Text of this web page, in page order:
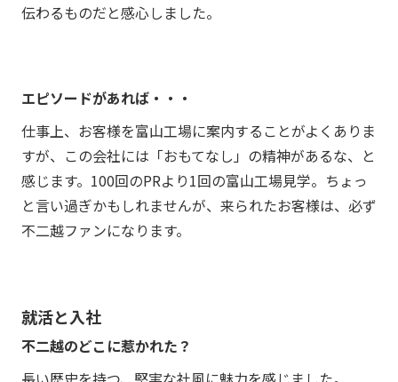
伝わるものだと感心しました。
エピソードがあれば・・・
仕事上、お客様を富山工場に案内することがよくありま
すが、この会社には「おもてなし」の精神があるな、と
感じます。100回のPRより1回の富山工場見学。ちょっ
と言い過ぎかもしれませんが、来られたお客様は、必ず
不二越ファンになります。
就活と入社
不二越のどこに惹かれた？